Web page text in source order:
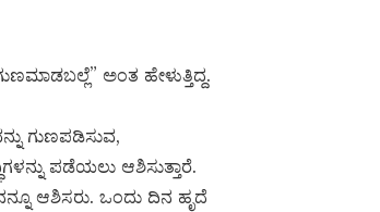
ಅಂತ ಹೇಳುತ್ತಿದ್ದ.
ಗುಣಪಡಿಸುವ,
ಪಡೆಯಲು ಆಶಿಸುತ್ತಾರೆ.
ಆಶಿಸರು. ಒಂದು ದಿನ ಹೃದೆ